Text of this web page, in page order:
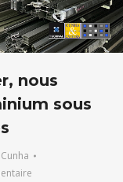
nous
sous